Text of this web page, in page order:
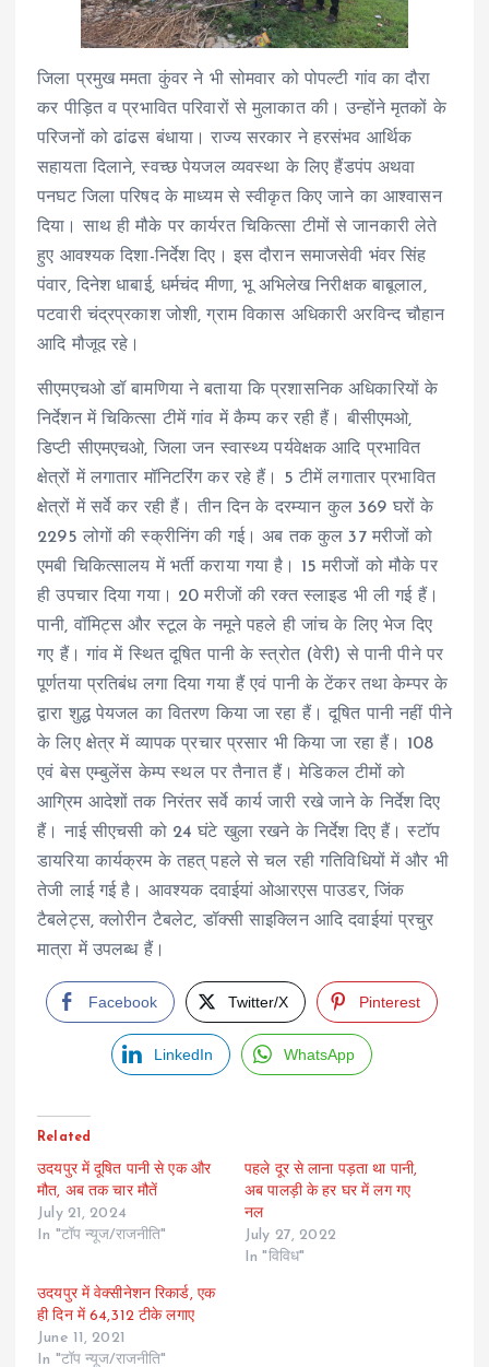
जिला प्रमुख ममता कुंवर ने भी सोमवार को पोपल्टी गांव का दौरा
कर पीड़ित व प्रभावित परिवारों से मुलाकात की। उन्होंने मृतकों के
परिजनों को ढांढस बंधाया। राज्य सरकार ने हरसंभव आर्थिक
सहायता दिलाने, स्वच्छ पेयजल व्यवस्था के लिए हैंडपंप अथवा
पनघट जिला परिषद के माध्यम से स्वीकृत किए जाने का आश्वासन
दिया। साथ ही मौके पर कार्यरत चिकित्सा टीमों से जानकारी लेते
हुए आवश्यक दिशा-निर्देश दिए। इस दौरान समाजसेवी भंवर सिंह
पंवार, दिनेश धाबाई, धर्मचंद मीणा, भू अभिलेख निरीक्षक बाबूलाल,
पटवारी चंद्रप्रकाश जोशी, ग्राम विकास अधिकारी अरविन्द चौहान
आदि मौजूद रहे।
सीएमएचओ डॉ बामणिया ने बताया कि प्रशासनिक अधिकारियों के
निर्देशन में चिकित्सा टीमें गांव में कैम्प कर रही हैं। बीसीएमओ,
डिप्टी सीएमएचओ, जिला जन स्वास्थ्य पर्यवेक्षक आदि प्रभावित
क्षेत्रों में लगातार मॉनिटरिंग कर रहे हैं। 5 टीमें लगातार प्रभावित
क्षेत्रों में सर्वे कर रही हैं। तीन दिन के दरम्यान कुल 369 घरों के
2295 लोगों की स्क्रीनिंग की गई। अब तक कुल 37 मरीजों को
एमबी चिकित्सालय में भर्ती कराया गया है। 15 मरीजों को मौके पर
ही उपचार दिया गया। 20 मरीजों की रक्त स्लाइड भी ली गई हैं।
पानी, वॉमिट्स और स्टूल के नमूने पहले ही जांच के लिए भेज दिए
गए हैं। गांव में स्थित दूषित पानी के स्त्रोत (वेरी) से पानी पीने पर
पूर्णतया प्रतिबंध लगा दिया गया हैं एवं पानी के टेंकर तथा केम्पर के
द्वारा शुद्ध पेयजल का वितरण किया जा रहा हैं। दूषित पानी नहीं पीने
के लिए क्षेत्र में व्यापक प्रचार प्रसार भी किया जा रहा हैं। 108
एवं बेस एम्बुलेंस केम्प स्थल पर तैनात हैं। मेडिकल टीमों को
आग्रिम आदेशों तक निरंतर सर्वे कार्य जारी रखे जाने के निर्देश दिए
हैं। नाई सीएचसी को 24 घंटे खुला रखने के निर्देश दिए हैं। स्टॉप
डायरिया कार्यक्रम के तहत् पहले से चल रही गतिविधियों में और भी
तेजी लाई गई है। आवश्यक दवाईयां ओआरएस पाउडर, जिंक
टैबलेट्स, क्लोरीन टैबलेट, डॉक्सी साइक्लिन आदि दवाईयां प्रचुर
मात्रा में उपलब्ध हैं।
Facebook Twitter/X Pinterest
LinkedIn WhatsApp
Related
उदयपुर में दूषित पानी से एक और
मौत, अब तक चार मौतें
July 21, 2024
In "टॉप न्यूज/राजनीति"
पहले दूर से लाना पड़ता था पानी,
अब पालड़ी के हर घर में लग गए
नल
July 27, 2022
In "विविध"
उदयपुर में वेक्सीनेशन रिकार्ड, एक
ही दिन में 64,312 टीके लगाए
June 11, 2021
In "टॉप न्यूज/राजनीति"